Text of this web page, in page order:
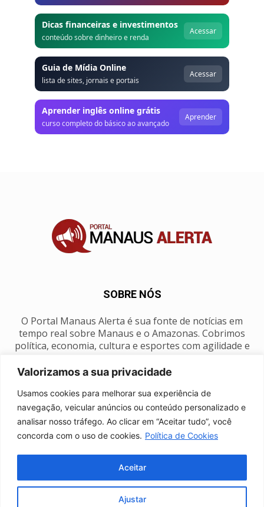
Valorizamos a sua privacidade
Usamos cookies para melhorar sua experiência de
navegação, veicular anúncios ou conteúdo personalizado e
analisar nosso tráfego. Ao clicar em “Aceitar tudo”, você
concorda com o uso de cookies. Política de Cookies
Ajustar
Aceitar
Dicas financeiras e investimentos
conteúdo sobre dinheiro e renda
Acessar
Guia de Mídia Online
lista de sites, jornais e portais
Acessar
Aprender inglês online grátis
curso completo do básico ao avançado
Aprender
SOBRE NÓS
O Portal Manaus Alerta é sua fonte de notícias em
tempo real sobre Manaus e o Amazonas. Cobrimos
política, economia, cultura e esportes com agilidade e
SIGA-NOS